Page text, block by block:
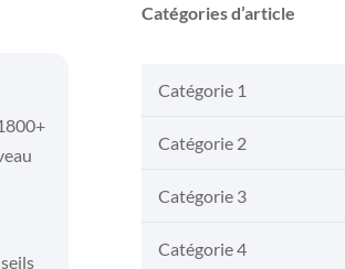
Catégories d’article
Catégorie 1
Catégorie 2
Catégorie 3
Catégorie 4